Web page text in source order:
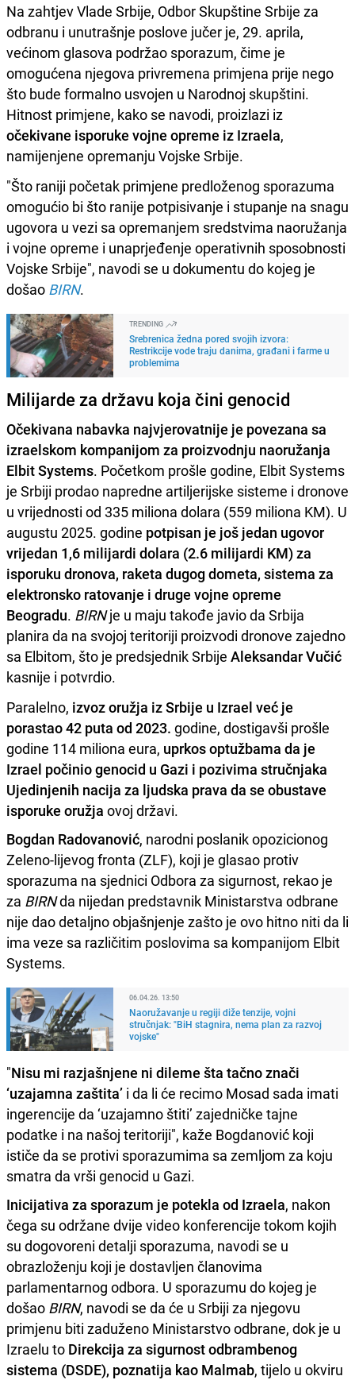
Na zahtjev Vlade Srbije, Odbor Skupštine Srbije za
odbranu i unutrašnje poslove jučer je, 29. aprila,
većinom glasova podržao sporazum, čime je
omogućena njegova privremena primjena prije nego
što bude formalno usvojen u Narodnoj skupštini.
Hitnost primjene, kako se navodi, proizlazi iz
očekivane isporuke vojne opreme iz Izraela,
namijenjene opremanju Vojske Srbije.
"Što raniji početak primjene predloženog sporazuma
omogućio bi što ranije potpisivanje i stupanje na snagu
ugovora u vezi sa opremanjem sredstvima naoružanja
i vojne opreme i unaprjeđenje operativnih sposobnosti
Vojske Srbije", navodi se u dokumentu do kojeg je
došao BIRN.
TRENDING
Srebrenica žedna pored svojih izvora:
Restrikcije vode traju danima, građani i farme u
problemima
Milijarde za državu koja čini genocid
Očekivana nabavka najvjerovatnije je povezana sa
izraelskom kompanijom za proizvodnju naoružanja
Elbit Systems. Početkom prošle godine, Elbit Systems
je Srbiji prodao napredne artiljerijske sisteme i dronove
u vrijednosti od 335 miliona dolara (559 miliona KM). U
augustu 2025. godine potpisan je još jedan ugovor
vrijedan 1,6 milijardi dolara (2.6 milijardi KM) za
isporuku dronova, raketa dugog dometa, sistema za
elektronsko ratovanje i druge vojne opreme
Beogradu. BIRNje u maju takođe javio da Srbija
planira da na svojoj teritoriji proizvodi dronove zajedno
sa Elbitom, što je predsjednik Srbije Aleksandar Vučić
kasnije i potvrdio.
Paralelno, izvoz oružja iz Srbije u Izrael već je
porastao 42 puta od 2023. godine, dostigavši prošle
godine 114 miliona eura, uprkos optužbama da je
Izrael počinio genocid u Gazi i pozivima stručnjaka
Ujedinjenih nacija za ljudska prava da se obustave
isporuke oružja ovoj državi.
Bogdan Radovanović, narodni poslanik opozicionog
Zeleno-lijevog fronta (ZLF), koji je glasao protiv
sporazuma na sjednici Odbora za sigurnost, rekao je
za BIRNda nijedan predstavnik Ministarstva odbrane
nije dao detaljno objašnjenje zašto je ovo hitno niti da li
ima veze sa različitim poslovima sa kompanijom Elbit
Systems.
06.04.26. 13:50
Naoružavanje u regiji diže tenzije, vojni
stručnjak: "BiH stagnira, nema plan za razvoj
vojske"
"Nisu mi razjašnjene ni dileme šta tačno znači
‘uzajamna zaštita’ i da li će recimo Mosad sada imati
ingerencije da ‘uzajamno štiti’ zajedničke tajne
podatke i na našoj teritoriji", kaže Bogdanović koji
ističe da se protivi sporazumima sa zemljom za koju
smatra da vrši genocid u Gazi.
Inicijativa za sporazum je potekla od Izraela, nakon
čega su održane dvije video konferencije tokom kojih
su dogovoreni detalji sporazuma, navodi se u
obrazloženju koji je dostavljen članovima
parlamentarnog odbora. U sporazumu do kojeg je
došao BIRN, navodi se da će u Srbiji za njegovu
primjenu biti zaduženo Ministarstvo odbrane, dok je u
Izraelu to Direkcija za sigurnost odbrambenog
sistema (DSDE), poznatija kao Malmab, tijelo u okviru